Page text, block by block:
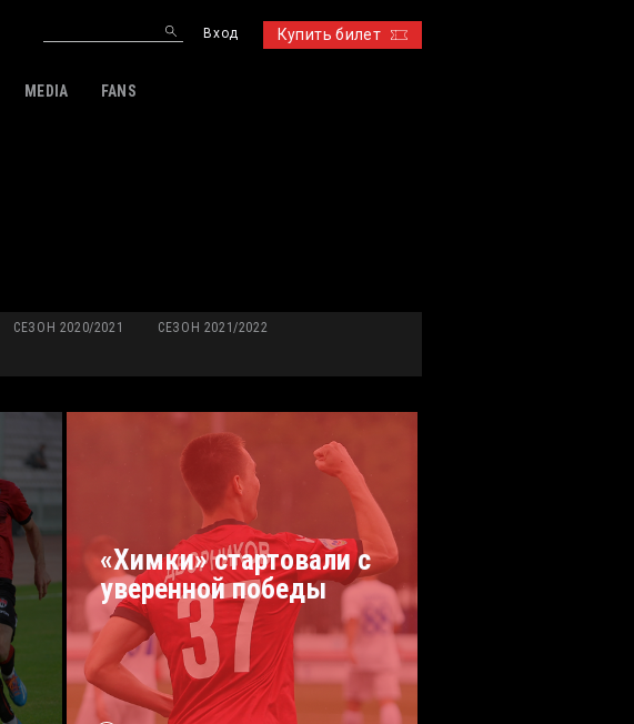
Купить билет
Вход
MEDIA FANS
СЕЗОН 2020/2021 СЕЗОН 2021/2022
«Химки» стартовали с
уверенной победы